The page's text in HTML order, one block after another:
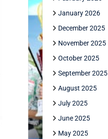
January 2026
December 2025
November 2025
October 2025
September 2025
August 2025
July 2025
June 2025
May 2025